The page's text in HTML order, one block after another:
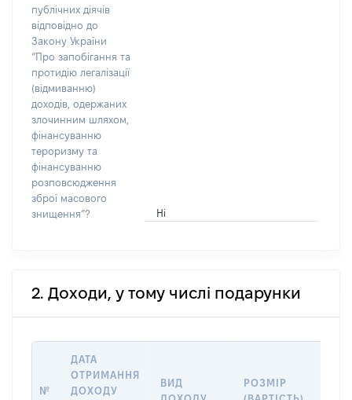
публічних діячів
відповідно до
Закону України
“Про запобігання та
протидію легалізації
(відмиванню)
доходів, одержаних
злочинним шляхом,
фінансуванню
тероризму та
фінансуванню
розповсюдження
зброї масового
знищення”?
Ні
2. Доходи, у тому числі подарунки
№
ДАТА
ОТРИМАННЯ
ДОХОДУ
ВИД
РОЗМІР